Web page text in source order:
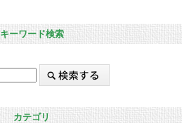
キーワード検索
カテゴリ